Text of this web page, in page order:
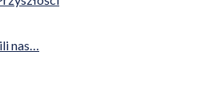
nas…